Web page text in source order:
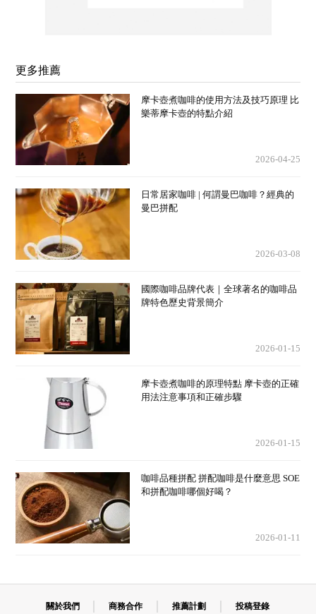
更多推薦
摩卡壺煮咖啡的使用方法及技巧原理 比
樂蒂摩卡壺的特點介紹
2026-04-25
日常居家咖啡 | 何謂曼巴咖啡？經典的
曼巴拼配
2026-03-08
國際咖啡品牌代表｜全球著名的咖啡品
牌特色歷史背景簡介
2026-01-15
摩卡壺煮咖啡的原理特點 摩卡壺的正確
用法注意事項和正確步驟
2026-01-15
咖啡品種拼配 拼配咖啡是什麼意思 SOE
和拼配咖啡哪個好喝？
2026-01-11
關於我們 商務合作 推薦計劃 投稿登錄